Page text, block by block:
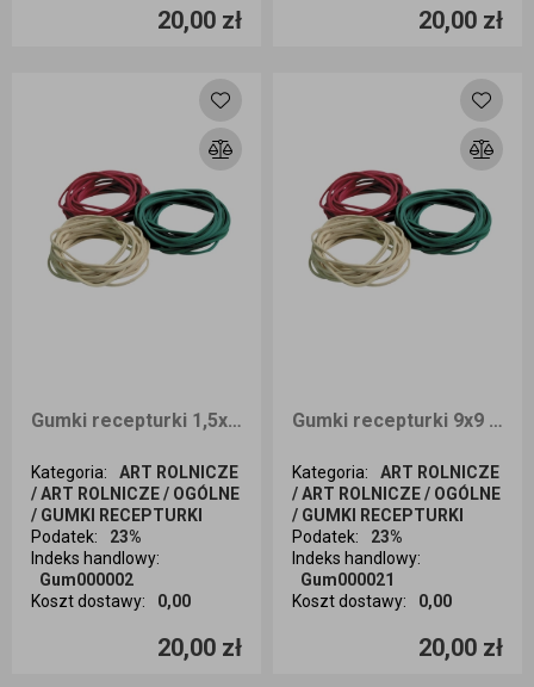
20,00 zł 20,00 zł
Gumki recepturki 1,5x1,2 1kg
Kategoria:
ART ROLNICZE
/ ART ROLNICZE / OGÓLNE
/ GUMKI RECEPTURKI
Podatek:
23%
Indeks handlowy:
Gum000002
Koszt dostawy: 0,00
20,00 zł
Ilość sztuk
Gumki recepturki 9x9 1kg
Kategoria:
ART ROLNICZE
/ ART ROLNICZE / OGÓLNE
/ GUMKI RECEPTURKI
Podatek:
23%
Indeks handlowy:
Gum000021
Koszt dostawy: 0,00
20,00 zł
Ilość sztuk